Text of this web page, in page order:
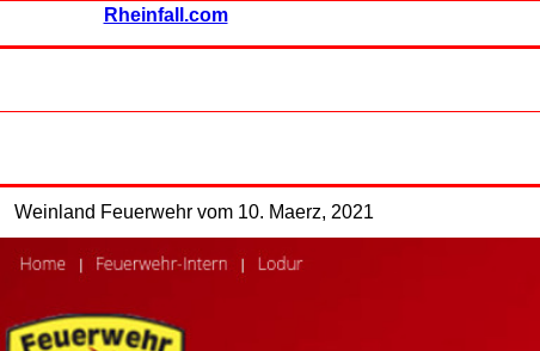
Rheinfall.com
Weinland Feuerwehr vom 10. Maerz, 2021